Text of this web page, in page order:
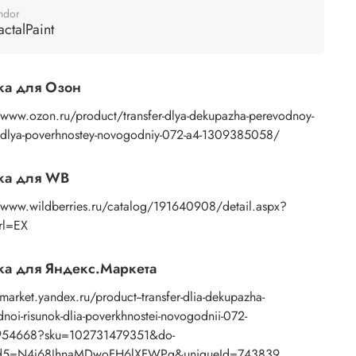
Смочите водой поверхность бумажной основы с
губки или спонжа, подождите 10 секунд,
основе пропитаться водой. Затем приложите
бумажную основу, сдвигаете ее на себя.
остается на изделии. Сразу после нанесения
лишнюю влагу и воздух бумажным полотенцем
сухой ткани. После чего покройте
акриловый лак на водной основе, матовый,
полуглянцевый.
для Озон
product/transfer-dlya-dekupazha-perevodnoy-
poverhnostey-novogodniy-072-a4-1309385058/
для WB
catalog/191640908/detail.aspx?
для Яндекс.Маркета
product--transfer-dlia-dekupazha-
risunok-dlia-poverkhnostei-novogodnii-072-